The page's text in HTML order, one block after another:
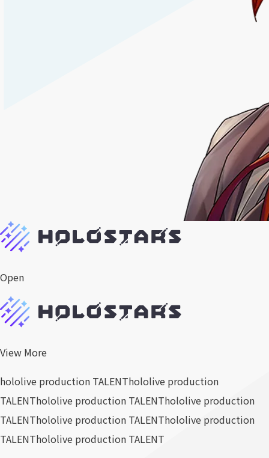
Open
View More
hololive production TALENThololive production
TALENThololive production TALENThololive production
TALENThololive production TALENThololive production
TALENThololive production TALENT